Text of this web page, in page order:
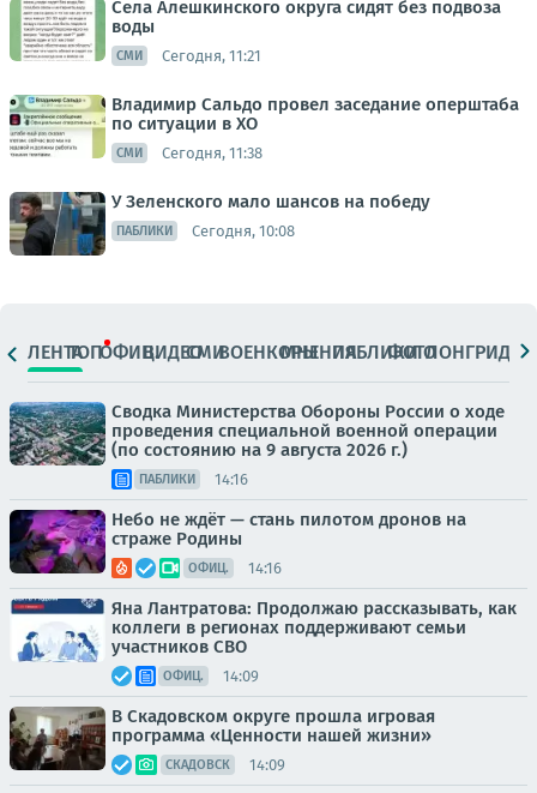
Села Алешкинского округа сидят без подвоза
воды
СМИ Сегодня, 11:21
Владимир Сальдо провел заседание оперштаба
по ситуации в ХО
СМИ Сегодня, 11:38
У Зеленского мало шансов на победу
ПАБЛИКИ Сегодня, 10:08
ЛЕНТАТОПОФИЦ.ВИДЕОСМИВОЕНКОРЫМНЕНИЯПАБЛИКИ
ФОТОЛОНГРИДЫ
Сводка Министерства Обороны России о ходе
проведения специальной военной операции
(по состоянию на 9 августа 2026 г.)
ПАБЛИКИ 14:16
Небо не ждёт — стань пилотом дронов на
страже Родины
ОФИЦ. 14:16
Яна Лантратова: Продолжаю рассказывать, как
коллеги в регионах поддерживают семьи
участников СВО
ОФИЦ. 14:09
В Скадовском округе прошла игровая
программа «Ценности нашей жизни»
СКАДОВСК 14:09